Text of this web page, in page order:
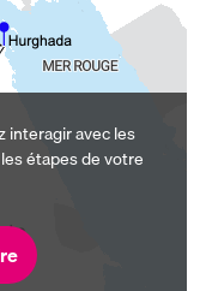
interagir avec les
étapes de votre